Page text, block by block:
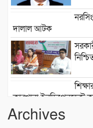
দালাল আটক
কারখানা
Archives